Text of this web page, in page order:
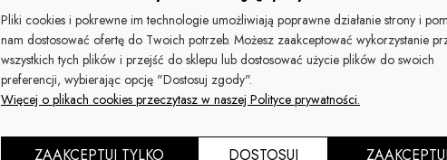
Pliki cookies i pokrewne im technologie umożliwiają poprawne działanie strony i
nam dostosować ofertę do Twoich potrzeb. Możesz zaakceptować wykorzystanie
wszystkich tych plików i przejść do sklepu lub dostosować użycie plików do swoich
preferencji, wybierając opcję "Dostosuj zgody".
Więcej o plikach cookies przeczytasz w naszej Polityce prywatności.
ZAAKCEPTUJ TYLKO
DOSTOSUJ
ZAAKCEPTUJ